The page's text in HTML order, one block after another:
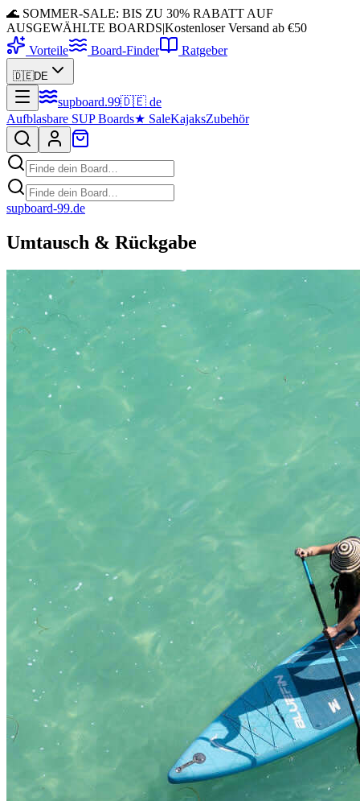
🌊 SOMMER-SALE: BIS ZU 30% RABATT AUF
AUSGEWÄHLTE BOARDS|Kostenloser Versand ab €50
Vorteile
Board-Finder Ratgeber
🇩🇪DE
supboard.99🇩🇪 de
Aufblasbare SUP Boards★ SaleKajaksZubehör
supboard-99.de
Umtausch & Rückgabe